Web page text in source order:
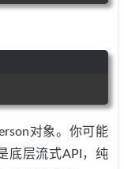
对象。你可能
底层流式API，纯